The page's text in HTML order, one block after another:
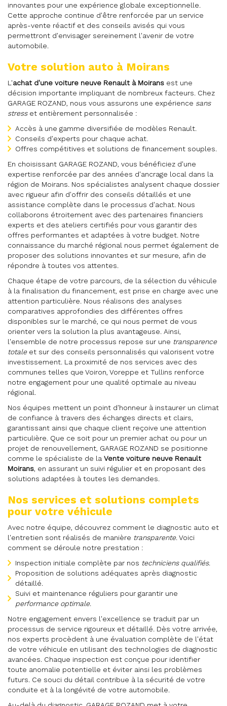
innovantes pour une expérience globale exceptionnelle.
Cette approche continue d'être renforcée par un service
après-vente réactif et des conseils avisés qui vous
permettront d'envisager sereinement l'avenir de votre
automobile.
Votre solution auto à Moirans
L'achat d'une voiture neuve Renault à Moirans est une
décision importante impliquant de nombreux facteurs. Chez
GARAGE ROZAND, nous vous assurons une expérience sans
stresset entièrement personnalisée :
Accès à une gamme diversifiée de modèles Renault.
Conseils d'experts pour chaque achat.
Offres compétitives et solutions de financement souples.
En choisissant GARAGE ROZAND, vous bénéficiez d'une
expertise renforcée par des années d'ancrage local dans la
région de Moirans. Nos spécialistes analysent chaque dossier
avec rigueur afin d'offrir des conseils détaillés et une
assistance complète dans le processus d'achat. Nous
collaborons étroitement avec des partenaires financiers
experts et des ateliers certifiés pour vous garantir des
offres performantes et adaptées à votre budget. Notre
connaissance du marché régional nous permet également de
proposer des solutions innovantes et sur mesure, afin de
répondre à toutes vos attentes.
Chaque étape de votre parcours, de la sélection du véhicule
à la finalisation du financement, est prise en charge avec une
attention particulière. Nous réalisons des analyses
comparatives approfondies des différentes offres
disponibles sur le marché, ce qui nous permet de vous
orienter vers la solution la plus avantageuse. Ainsi,
l'ensemble de notre processus repose sur une transparence
totaleet sur des conseils personnalisés qui valorisent votre
investissement. La proximité de nos services avec des
communes telles que Voiron, Voreppe et Tullins renforce
notre engagement pour une qualité optimale au niveau
régional.
Nos équipes mettent un point d'honneur à instaurer un climat
de confiance à travers des échanges directs et clairs,
garantissant ainsi que chaque client reçoive une attention
particulière. Que ce soit pour un premier achat ou pour un
projet de renouvellement, GARAGE ROZAND se positionne
comme le spécialiste de la Vente voiture neuve Renault
Moirans , en assurant un suivi régulier et en proposant des
solutions adaptées à toutes les demandes.
Nos services et solutions complets
pour votre véhicule
Avec notre équipe, découvrez comment le diagnostic auto et
l'entretien sont réalisés de manière transparente. Voici
comment se déroule notre prestation :
Inspection initiale complète par nos techniciens qualifiés.
Proposition de solutions adéquates après diagnostic
détaillé.
Suivi et maintenance réguliers pour garantir une
performance optimale.
Notre engagement envers l'excellence se traduit par un
processus de service rigoureux et détaillé. Dès votre arrivée,
nos experts procèdent à une évaluation complète de l'état
de votre véhicule en utilisant des technologies de diagnostic
avancées. Chaque inspection est conçue pour identifier
toute anomalie potentielle et éviter ainsi les problèmes
futurs. Ce souci du détail contribue à la sécurité de votre
conduite et à la longévité de votre automobile.